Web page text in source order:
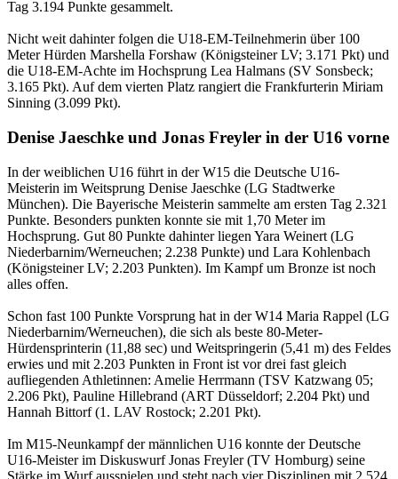
Tag 3.194 Punkte gesammelt.
Nicht weit dahinter folgen die U18-EM-Teilnehmerin über 100
Meter Hürden Marshella Forshaw (Königsteiner LV; 3.171 Pkt) und
die U18-EM-Achte im Hochsprung Lea Halmans (SV Sonsbeck;
3.165 Pkt). Auf dem vierten Platz rangiert die Frankfurterin Miriam
Sinning (3.099 Pkt).
Denise Jaeschke und Jonas Freyler in der U16 vorne
In der weiblichen U16 führt in der W15 die Deutsche U16-
Meisterin im Weitsprung Denise Jaeschke (LG Stadtwerke
München). Die Bayerische Meisterin sammelte am ersten Tag 2.321
Punkte. Besonders punkten konnte sie mit 1,70 Meter im
Hochsprung. Gut 80 Punkte dahinter liegen Yara Weinert (LG
Niederbarnim/Werneuchen; 2.238 Punkte) und Lara Kohlenbach
(Königsteiner LV; 2.203 Punkten). Im Kampf um Bronze ist noch
alles offen.
Schon fast 100 Punkte Vorsprung hat in der W14 Maria Rappel (LG
Niederbarnim/Werneuchen), die sich als beste 80-Meter-
Hürdensprinterin (11,88 sec) und Weitspringerin (5,41 m) des Feldes
erwies und mit 2.203 Punkten in Front ist vor drei fast gleich
aufliegenden Athletinnen: Amelie Herrmann (TSV Katzwang 05;
2.206 Pkt), Pauline Hillebrand (ART Düsseldorf; 2.204 Pkt) und
Hannah Bittorf (1. LAV Rostock; 2.201 Pkt).
Im M15-Neunkampf der männlichen U16 konnte der Deutsche
U16-Meister im Diskuswurf Jonas Freyler (TV Homburg) seine
Stärke im Wurf ausspielen und steht nach vier Disziplinen mit 2.524